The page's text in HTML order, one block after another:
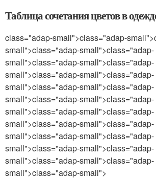
Таблица сочетания цветов в
class="adap-small">class="adap-
small">class="adap-small">class="adap-
small">class="adap-small">class="adap-
small">class="adap-small">class="adap-
small">class="adap-small">class="adap-
small">class="adap-small">class="adap-
small">class="adap-small">class="adap-
small">class="adap-small">class="adap-
small">class="adap-small">class="adap-
small">class="adap-small">class="adap-
small">class="adap-small">class="adap-
small">class="adap-small">